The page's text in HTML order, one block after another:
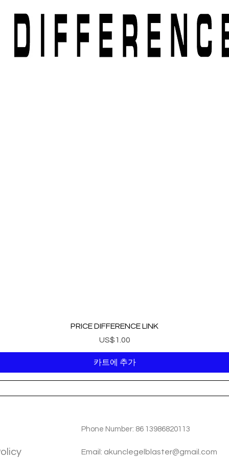
PRICE DIFFERENCE LINK
가격
US$1.00
카트에 추가
Phone Number: 86 13986820113
Email: akunclegelblaster@gmail.com